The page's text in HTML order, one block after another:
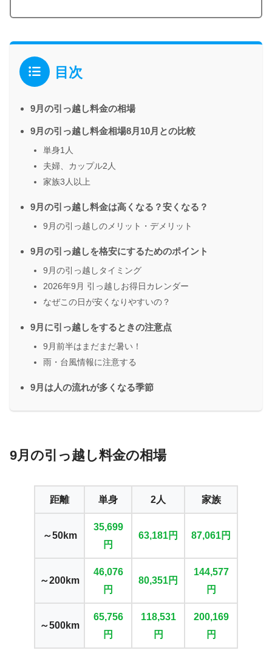
目次
9月の引っ越し料金の相場
9月の引っ越し料金相場8月10月との比較
単身1人
夫婦、カップル2人
家族3人以上
9月の引っ越し料金は高くなる？安くなる？
9月の引っ越しのメリット・デメリット
9月の引っ越しを格安にするためのポイント
9月の引っ越しタイミング
2026年9月 引っ越しお得日カレンダー
なぜこの日が安くなりやすいの？
9月に引っ越しをするときの注意点
9月前半はまだまだ暑い！
雨・台風情報に注意する
9月は人の流れが多くなる季節
9月の引っ越し料金の相場
距離 単身 2人 家族
～50km
35,699
円
63,181円 87,061円
～200km
46,076
円
80,351円
144,577
円
～500km
65,756
円
118,531
円
200,169
円